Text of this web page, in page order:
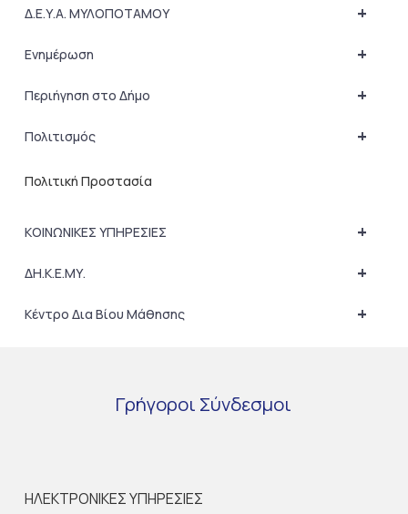
+
Δ.Ε.Υ.Α. ΜΥΛΟΠΟΤΑΜΟΥ
+
Ενημέρωση
+
Περιήγηση στο Δήμο
+
Πολιτισμός
Πολιτική Προστασία
+
ΚΟΙΝΩΝΙΚΕΣ ΥΠΗΡΕΣΙΕΣ
+
ΔΗ.Κ.Ε.ΜΥ.
+
Κέντρο Δια Βίου Μάθησης
Γρήγοροι Σύνδεσμοι
ΗΛΕΚΤΡΟΝΙΚΕΣ ΥΠΗΡΕΣΙΕΣ